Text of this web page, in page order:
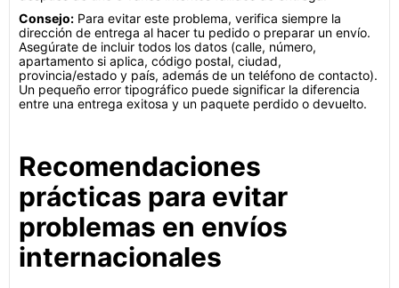
Consejo: Para evitar este problema, verifica siempre la
dirección de entrega al hacer tu pedido o preparar un envío.
Asegúrate de incluir todos los datos (calle, número,
apartamento si aplica, código postal, ciudad,
provincia/estado y país, además de un teléfono de contacto).
Un pequeño error tipográfico puede significar la diferencia
entre una entrega exitosa y un paquete perdido o devuelto.
Recomendaciones
prácticas para evitar
problemas en envíos
internacionales